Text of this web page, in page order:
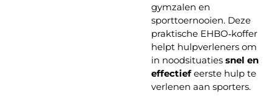
gymzalen en
sporttoernooien. Deze
praktische EHBO‑koffer
helpt hulpverleners om
in noodsituaties snel en
effectiefeerste hulp te
verlenen aan sporters.